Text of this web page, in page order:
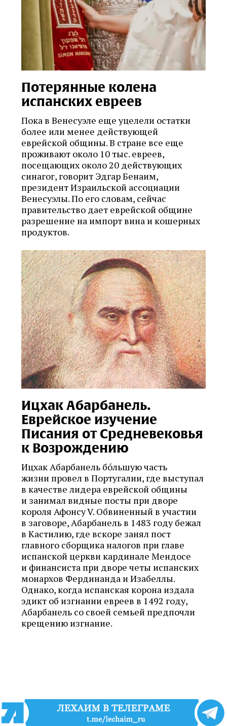
Потерянные колена
испанских евреев
Пока в Венесуэле еще уцелели остатки
более или менее действующей
еврейской общины. В стране все еще
проживают около 10 тыс. евреев,
посещающих около 20 действующих
синагог, говорит Эдгар Бенаим,
президент Израильской ассоциации
Венесуэлы. По его словам, сейчас
правительство дает еврейской общине
разрешение на импорт вина и кошерных
продуктов.
Ицхак Абарбанель.
Еврейское изучение
Писания от Средневековья
к Возрождению
Ицхак Абарбанель бóльшую часть
жизни провел в Португалии, где выступал
в качестве лидера еврейской общины
и занимал видные посты при дворе
короля Афонсу V. Обвиненный в участии
в заговоре, Абарбанель в 1483 году бежал
в Кастилию, где вскоре занял пост
главного сборщика налогов при главе
испанской церкви кардинале Мендосе
и финансиста при дворе четы испанских
монархов Фердинанда и Изабеллы.
Однако, когда испанская корона издала
эдикт об изгнании евреев в 1492 году,
Абарбанель со своей семьей предпочли
крещению изгнание.